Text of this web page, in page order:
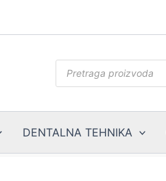
search
DENTALNA TEHNIKA